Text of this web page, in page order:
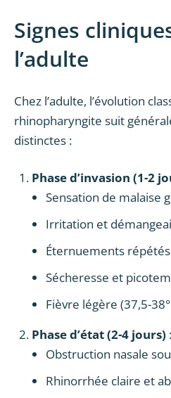
Signes
l’adulte
Chez l’adulte, l’évolution
rhinopharyngite suit
distinctes :
Phase d’invasion (1-2
Sensation de malaise
Irritation et
Éternuements répétés
Sécheresse et
Fièvre légère (37,5-
Phase d’état (2-4 jours) :
Obstruction nasale
Rhinorrhée claire et